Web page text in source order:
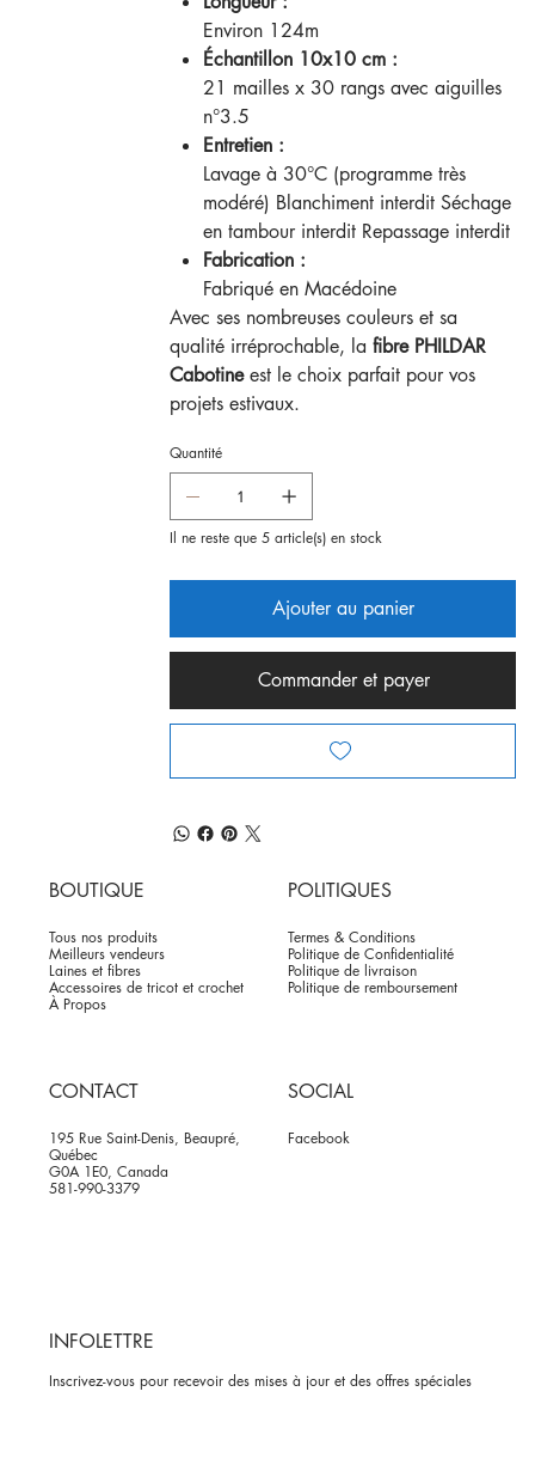
Environ 124m
Échantillon 10x10 cm :
21 mailles x 30 rangs avec aiguilles
n°3.5
Entretien :
Lavage à 30°C (programme très
modéré) Blanchiment interdit Séchage
en tambour interdit Repassage interdit
Fabrication :
Fabriqué en Macédoine
Avec ses nombreuses couleurs et sa
qualité irréprochable, la fibre PHILDAR
Cabotineest le choix parfait pour vos
projets estivaux.
Quantité
Il ne reste que 5 article(s) en stock
Ajouter au panier
Commander et payer
BOUTIQUE
Tous nos produits
Meilleurs vendeurs
Laines et fibres
Accessoires de tricot et crochet
À Propos
POLITIQUES
Termes & Conditions
Politique de Confidentialité
Politique de livraison
Politique de remboursement
CONTACT
195 Rue Saint-Denis, Beaupré,
Québec
G0A 1E0, Canada
581-990-3379
SOCIAL
Facebook
INFOLETTRE
Inscrivez-vous pour recevoir des mises à jour et des offres spéciales